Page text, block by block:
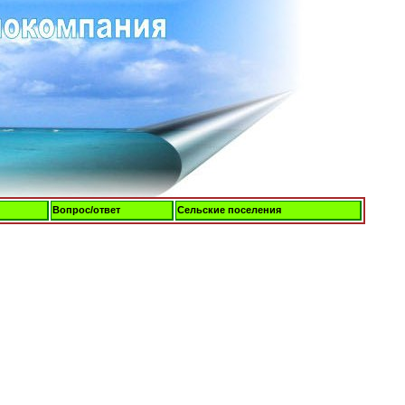
Вопрос/ответ Сельские поселения